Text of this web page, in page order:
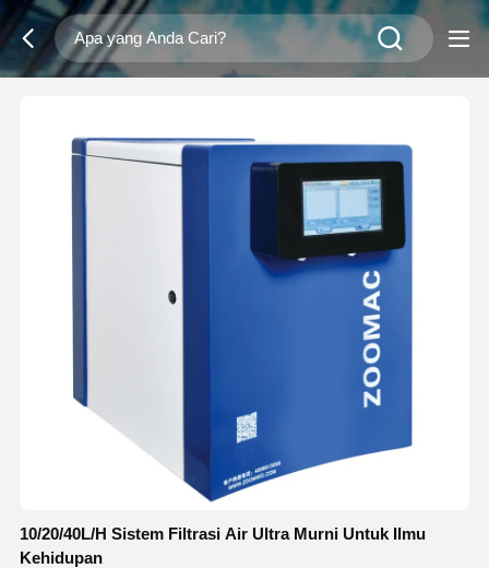
10/20/40L/H Sistem Filtrasi Air Ultra Murni Untuk Ilmu
Kehidupan